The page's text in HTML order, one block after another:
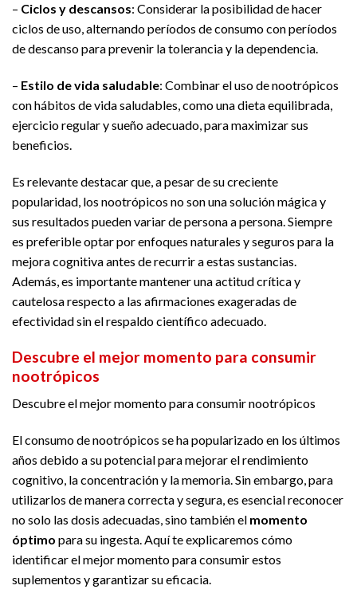
– Ciclos y descansos: Considerar la posibilidad de hacer
ciclos de uso, alternando períodos de consumo con períodos
de descanso para prevenir la tolerancia y la dependencia.
– Estilo de vida saludable: Combinar el uso de nootrópicos
con hábitos de vida saludables, como una dieta equilibrada,
ejercicio regular y sueño adecuado, para maximizar sus
beneficios.
Es relevante destacar que, a pesar de su creciente
popularidad, los nootrópicos no son una solución mágica y
sus resultados pueden variar de persona a persona. Siempre
es preferible optar por enfoques naturales y seguros para la
mejora cognitiva antes de recurrir a estas sustancias.
Además, es importante mantener una actitud crítica y
cautelosa respecto a las afirmaciones exageradas de
efectividad sin el respaldo científico adecuado.
Descubre el mejor momento para consumir
nootrópicos
Descubre el mejor momento para consumir nootrópicos
El consumo de nootrópicos se ha popularizado en los últimos
años debido a su potencial para mejorar el rendimiento
cognitivo, la concentración y la memoria. Sin embargo, para
utilizarlos de manera correcta y segura, es esencial reconocer
no solo las dosis adecuadas, sino también el momento
óptimo para su ingesta. Aquí te explicaremos cómo
identificar el mejor momento para consumir estos
suplementos y garantizar su eficacia.